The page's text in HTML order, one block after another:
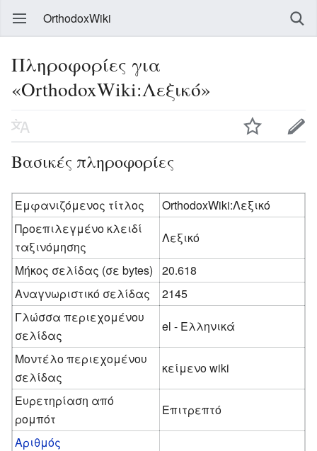
OrthodoxWiki
Πληροφορίες για
«OrthodoxWiki:Λεξικό»
Βασικές πληροφορίες
Εμφανιζόμενος τίτλος
OrthodoxWiki:Λεξικό
Προεπιλεγμένο κλειδί
ταξινόμησης
Λεξικό
Μήκος σελίδας (σε bytes)
20.618
Αναγνωριστικό σελίδας
2145
Γλώσσα περιεχομένου
σελίδας
el - Ελληνικά
Μοντέλο περιεχομένου
σελίδας
κείμενο wiki
Ευρετηρίαση από
ρομπότ
Επιτρεπτό
Αριθμός